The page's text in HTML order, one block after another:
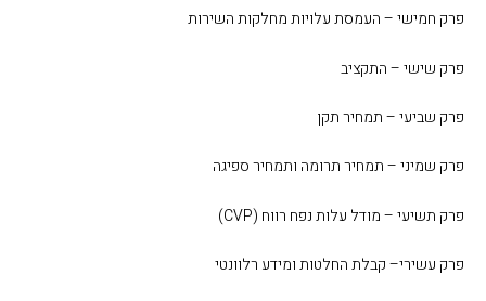
פרק חמישי – העמסת עלויות מחלקות השירות
פרק שישי – התקציב
פרק שביעי – תמחיר תקן
פרק שמיני – תמחיר תרומה ותמחיר ספיגה
פרק תשיעי – מודל עלות נפח רווח (CVP
)
פרק עשירי– קבלת החלטות ומידע רלוונטי